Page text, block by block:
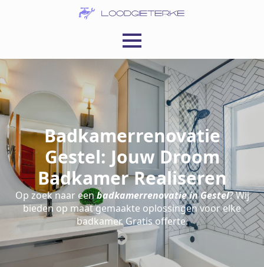
Badkamerrenovatie
Gestel: Jouw Droom
Badkamer Realiseren
Op zoek naar eenbadkamerrenovatie in Gestel? Wij
bieden op maat gemaakte oplossingen voor elke
badkamer. Gratis offerte.